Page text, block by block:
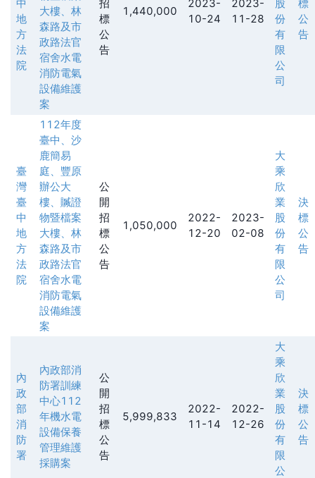
中
地
方
法
院
大樓、林
森路及市
政路法官
宿舍水電
消防電氣
設備維護
案
招
標
公
告
1,440,000
2023-
10-24
2023-
11-28
股
份
有
限
公
司
標
公
告
臺
灣
臺
中
地
方
法
院
112年度
臺中、沙
鹿簡易
庭、豐原
辦公大
樓、贓證
物暨檔案
大樓、林
森路及市
政路法官
宿舍水電
消防電氣
設備維護
案
公
開
招
標
公
告
1,050,000
2022-
12-20
2023-
02-08
大
乘
欣
業
股
份
有
限
公
司
決
標
公
告
內
政
部
消
防
署
內政部消
防署訓練
中心112
年機水電
設備保養
管理維護
採購案
公
開
招
標
公
告
5,999,833
2022-
11-14
2022-
12-26
大
乘
欣
業
股
份
有
限
公
決
標
公
告